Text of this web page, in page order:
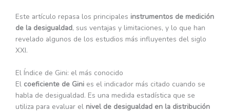
Este artículo repasa los principales instrumentos de medición
de la desigualdad, sus ventajas y limitaciones, y lo que han
revelado algunos de los estudios más influyentes del siglo
XXI.
El Índice de Gini: el más conocido
El coeficiente de Gini es el indicador más citado cuando se
habla de desigualdad. Es una medida estadística que se
utiliza para evaluar el nivel de desigualdad en la distribución